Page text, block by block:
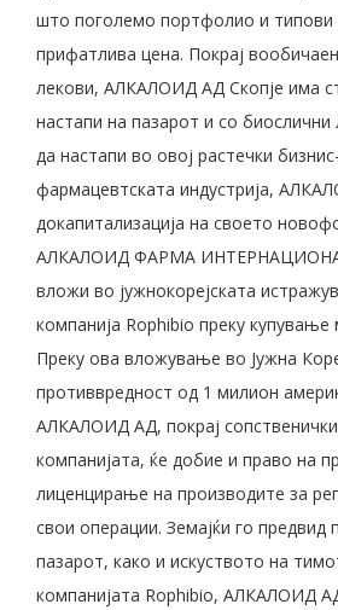
што поголемо портфолио и типови
прифатлива цена. Покрај
лекови, АЛКАЛОИД АД Скопје има
настапи на пазарот и со
да настапи во овој растечки
фармацевтската индустрија,
докапитализација на своето
АЛКАЛОИД ФАРМА
вложи во јужнокорејската
компанија Rophibio преку купување
Преку ова вложување во Јужна
противвредност од 1 милион
АЛКАЛОИД АД, покрај
компанијата, ќе добие и право на
лиценцирање на производите за
свои операции. Земајќи го предвид
пазарот, како и искуството на
компанијата Rophibio, АЛКАЛОИД